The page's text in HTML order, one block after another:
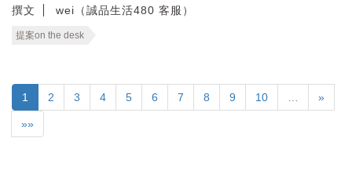
撰文 wei（誠品生活480 客服）
提案on the desk
1 2 3 4 5 6 7 8 9 10 »
»»